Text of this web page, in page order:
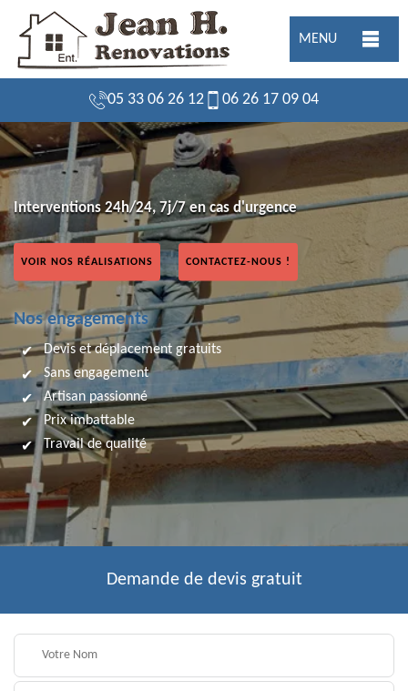
MENU
05 33 06 26 12 06 26 17 09 04
Interventions 24h/24, 7j/7 en cas d'urgence
VOIR NOS RÉALISATIONS CONTACTEZ-NOUS !
Nos engagements
Devis et déplacement gratuits
Sans engagement
Artisan passionné
Prix imbattable
Travail de qualité
Demande de devis gratuit